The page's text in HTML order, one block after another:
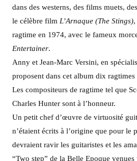
dans des westerns, des films muets,
le célèbre film L’Arnaque (The Stings)
ragtime en 1974, avec le fameux
Entertainer.
Anny et Jean-Marc Versini, en
proposent dans cet album dix ragtimes
Les compositeurs de ragtime tel que
Charles Hunter sont à l’honneur.
Un petit chef d’œuvre de virtuosité
n’étaient écrits à l’origine que pour le
devraient ravir les guitaristes et les
“Two step” de la Belle Epoque